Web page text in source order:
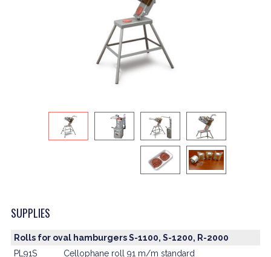
SUPPLIES
Rolls for oval hamburgers S-1100, S-1200, R-2000
PL91S
Cellophane roll 91 m/m standard